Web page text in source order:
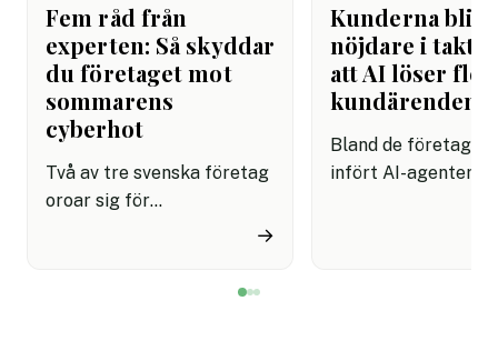
Fem råd från
experten: Så skyddar
du företaget mot
sommarens
cyberhot
Två av tre svenska företag
oroar sig för
innebär semestertider med
→
Kunderna blir
nöjdare i takt
att AI löser fler
kundärenden
Bland de företag
infört AI-agenter i